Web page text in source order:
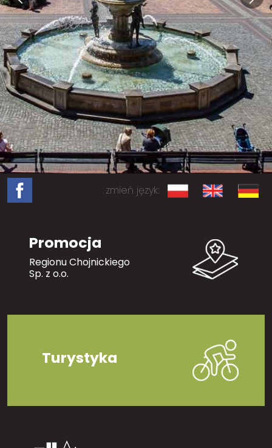
zmień język:
Promocja
Regionu Chojnickiego
Sp. z o.o.
Turystyka